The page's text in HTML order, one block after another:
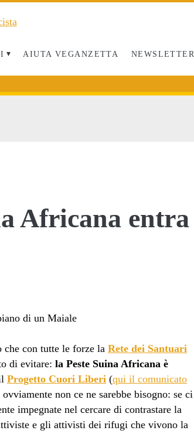
AIUTA VEGANZETTA NEWSLETTER
Africana entra
che con tutte le forze laRete dei Santuari
di evitare:la Peste Suina Africana è
Progetto Cuori Liberi (qui il comunicato
non ce ne sarebbe bisogno: se ci
impegnate nel cercare di contrastare la
e gli attivisti dei rifugi che vivono la